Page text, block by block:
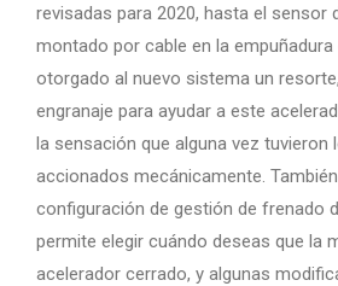
revisadas para 2020, hasta el sensor
montado por cable en la empuñadura
otorgado al nuevo sistema un
engranaje para ayudar a este
la sensación que alguna vez tuvieron
accionados mecánicamente.
configuración de gestión de frenado
permite elegir cuándo deseas que la
acelerador cerrado, y algunas